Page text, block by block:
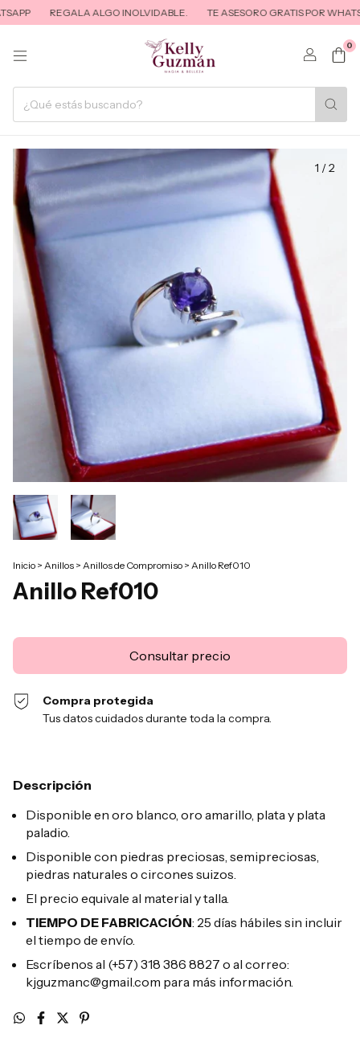
REGALA ALGO INOLVIDABLE. TE ASESORO GRATIS POR
0
1 /2
Inicio > Anillos > Anillos de Compromiso > Anillo Ref010
Anillo Ref010
Compra protegida
Tus datos cuidados durante toda la compra.
Descripción
Disponible en oro blanco, oro amarillo, plata y plata
paladio.
Disponible con piedras preciosas, semipreciosas,
piedras naturales o circones suizos.
El precio equivale al material y talla.
TIEMPO DE FABRICACIÓN: 25 días hábiles sin incluir
el tiempo de envío.
Escríbenos al (+57) 318 386 8827 o al correo:
kjguzmanc@gmail.com para más información.